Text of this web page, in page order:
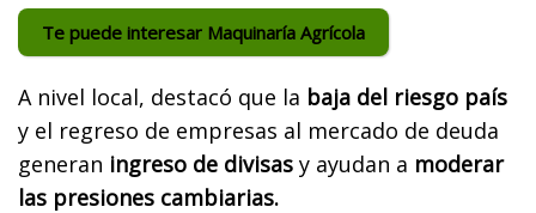
Te puede interesar Maquinaría Agrícola
A nivel local, destacó que la baja del riesgo país
y el regreso de empresas al mercado de deuda
generan ingreso de divisas y ayudan a moderar
las presiones cambiarias.